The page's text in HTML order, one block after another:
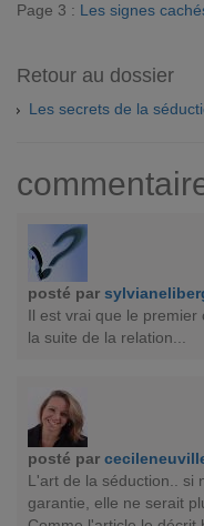
Page 3 : Les signes
Retour au dossier
Les secrets de la
posté par
Il est vrai que le
la suite de la relation...
posté par
L'art de la séduction.. si
garantie, elle ne serait